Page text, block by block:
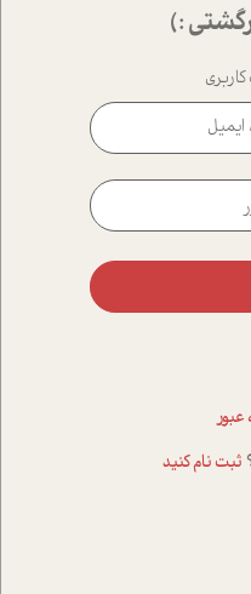
:)
عبور
ثبت نام کنید